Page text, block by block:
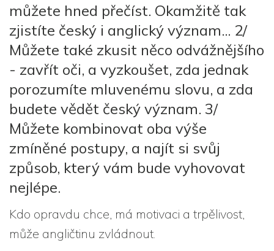
můžete hned přečíst. Okamžitě tak
zjistíte český i anglický význam... 2/
Můžete také zkusit něco odvážnějšího
- zavřít oči, a vyzkoušet, zda jednak
porozumíte mluvenému slovu, a zda
budete vědět český význam. 3/
Můžete kombinovat oba výše
zmíněné postupy, a najít si svůj
způsob, který vám bude vyhovovat
nejlépe.
Kdo opravdu chce, má motivaci a trpělivost,
může angličtinu zvládnout.